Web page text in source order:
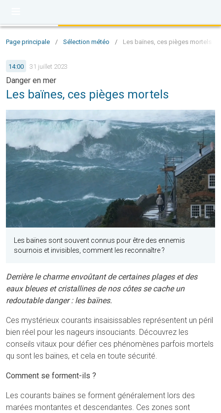
Page principale / Sélection météo / Les baïnes, ces pièges mortels
14:00 31 juillet 2023
Danger en mer
Les baïnes, ces pièges mortels
Les baïnes sont souvent connus pour être des ennemis
sournois et invisibles, comment les reconnaître ?
Derrière le charme envoûtant de certaines plages et des
eaux bleues et cristallines de nos côtes se cache un
redoutable danger : les baïnes.
Ces mystérieux courants insaisissables représentent un péril
bien réel pour les nageurs insouciants. Découvrez les
conseils vitaux pour défier ces phénomènes parfois mortels
qu sont les baïnes, et cela en toute sécurité.
Comment se forment-ils ?
Les courants baïnes se forment généralement lors des
marées montantes et descendantes. Ces zones sont